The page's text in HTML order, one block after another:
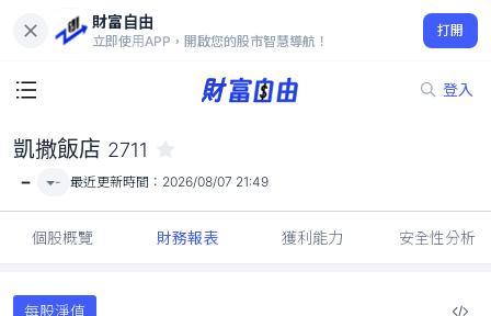
財富自由
立即使用APP，開啟您的股市智慧導航！
打開
登入
-
凱撒飯店 2711
- - 最近更新時間： 2026/08/07 21:49
個股概覽 財務報表 獲利能力 安全性分析
每股淨值